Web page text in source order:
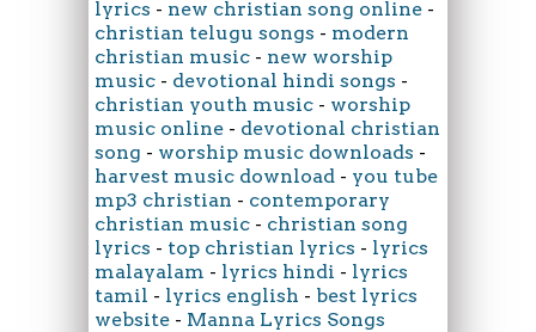
lyrics - new christian song online -
christian telugu songs - modern
christian music - new worship
music - devotional hindi songs -
christian youth music - worship
music online - devotional christian
song - worship music downloads -
harvest music download - you tube
mp3 christian - contemporary
christian music - christian song
lyrics - top christian lyrics - lyrics
malayalam - lyrics hindi - lyrics
tamil - lyrics english - best lyrics
website - Manna Lyrics Songs